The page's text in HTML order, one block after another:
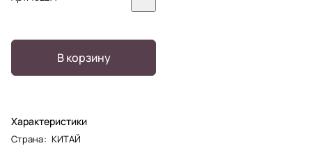
В корзину
Характеристики
Страна: КИТАЙ